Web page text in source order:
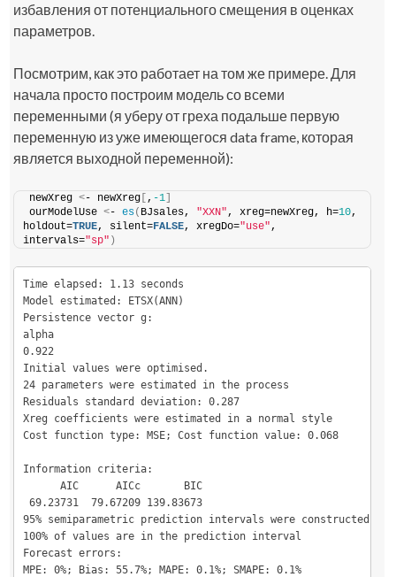
избавления от потенциального смещения в оценках
параметров.
Посмотрим, как это работает на том же примере. Для
начала просто построим модель со всеми
переменными (я уберу от греха подальше первую
переменную из уже имеющегося data frame, которая
является выходной переменной):
newXreg <- newXreg , -1
ourModelUse <- es( BJsales, "XXN", xreg=newXreg, h=10,
holdout=TRUE, silent=FALSE, xregDo="use",
intervals="sp" )
Time elapsed: 1.13 seconds
Model estimated: ETSX(ANN)
Persistence vector g:
alpha
0.922
Initial values were optimised.
24 parameters were estimated in the process
Residuals standard deviation: 0.287
Xreg coefficients were estimated in a normal style
Cost function type: MSE; Cost function value: 0.068
Information criteria:
      AIC      AICc       BIC
69.23731  79.67209 139.83673
95% semiparametric prediction intervals were constructed
100% of values are in the prediction interval
Forecast errors:
MPE: 0%; Bias: 55.7%; MAPE: 0.1%; SMAPE: 0.1%